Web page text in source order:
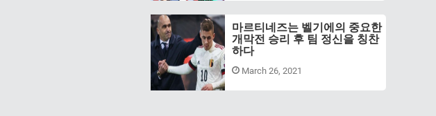
마르티네즈는 벨기에의 중요한
개막전 승리 후 팀 정신을 칭찬
하다
March 26, 2021